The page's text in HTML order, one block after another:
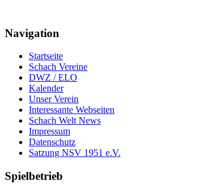
Navigation
Startseite
Schach Vereine
DWZ / ELO
Kalender
Unser Verein
Interessante Webseiten
Schach Welt News
Impressum
Datenschutz
Satzung NSV 1951 e.V.
Spielbetrieb